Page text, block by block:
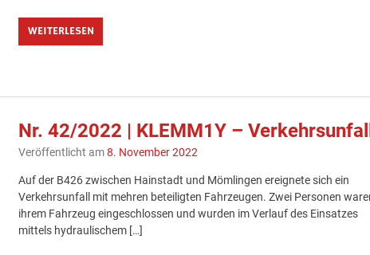
WEITERLESEN
Nr. 42/2022 | KLEMM1Y –
Veröffentlicht am8. November 2022
Auf der B426 zwischen Hainstadt und Mömlingen ereignete sich ein
Verkehrsunfall mit mehren beteiligten Fahrzeugen. Zwei Personen
ihrem Fahrzeug eingeschlossen und wurden im Verlauf des Einsatzes
mittels hydraulischem […]